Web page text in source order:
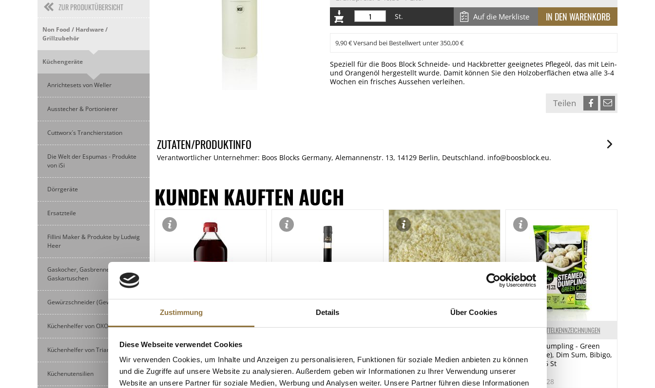
Zustimmung Details Über Cookies
Diese Webseite verwendet Cookies
Wir verwenden Cookies, um Inhalte und Anzeigen zu personalisieren, Funktionen für soziale Medien anbieten zu können
und die Zugriffe auf unsere Website zu analysieren. Außerdem geben wir Informationen zu Ihrer Verwendung unserer
Website an unsere Partner für soziale Medien, Werbung und Analysen weiter. Unsere Partner führen diese Informationen
ZUR PRODUKTÜBERSICHT
Non Food / Hardware /
Grillzubehör
Küchengeräte
Anrichtesets von Weller
Ausstecher & Portionierer
Cuttworx´s Tranchierstation
Die Welt der Espumas - Produkte
von iSi
Dörrgeräte
Ersatzteile
Fillini Maker & Produkte by Ludwig
Heer
Gaskocher, Gasbrenner und
Gaskartuschen
Gewürzschneider (Gewürzmühlen)
Küchenhelfer von OXO
Küchenhelfer von Triangle
Küchenutensilien
St.
Auf die Merkliste
9,90 € Versand bei Bestellwert unter 350,00 €
Speziell für die Boos Block Schneide- und Hackbretter geeignetes Pflegeöl, das mit Lein-
und Orangenöl hergestellt wurde. Damit können Sie den Holzoberflächen etwa alle 3-4
Wochen ein frisches Aussehen verleihen.
Teilen
ZUTATEN/PRODUKTINFO
Verantwortlicher Unternehmer: Boos Blocks Germany, Alemannenstr. 13, 14129 Berlin, Deutschland. info@boosblock.eu.
KUNDEN KAUFTEN AUCH
LEBENSMITTELKENNZEICHNUNGEN
Malz-Essig, 5% Säure, Sarsons,
568 ml
Art.Nr.:10673
LEBENSMITTELKENNZEICHNUNGEN
g.g.A., AS 25, 250 ml
Art.Nr.:10037
LEBENSMITTELKENNZEICHNUNGEN
kalifornische Mandeln,
Lubeca, 1 kg
Art.Nr.:21057
LEBENSMITTELKENNZEICHNUNGEN
Steamed Dumpling - Green
Chili (veggie), Dim Sum, Bibigo,
TK, 168 g, 6 St
Art.Nr.:67128